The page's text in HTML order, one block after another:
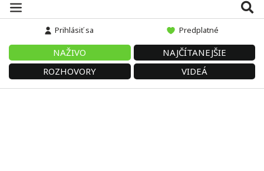
Prihlásiť sa Predplatné
NAŽIVO
NAJČÍTANEJŠIE
ROZHOVORY
VIDEÁ